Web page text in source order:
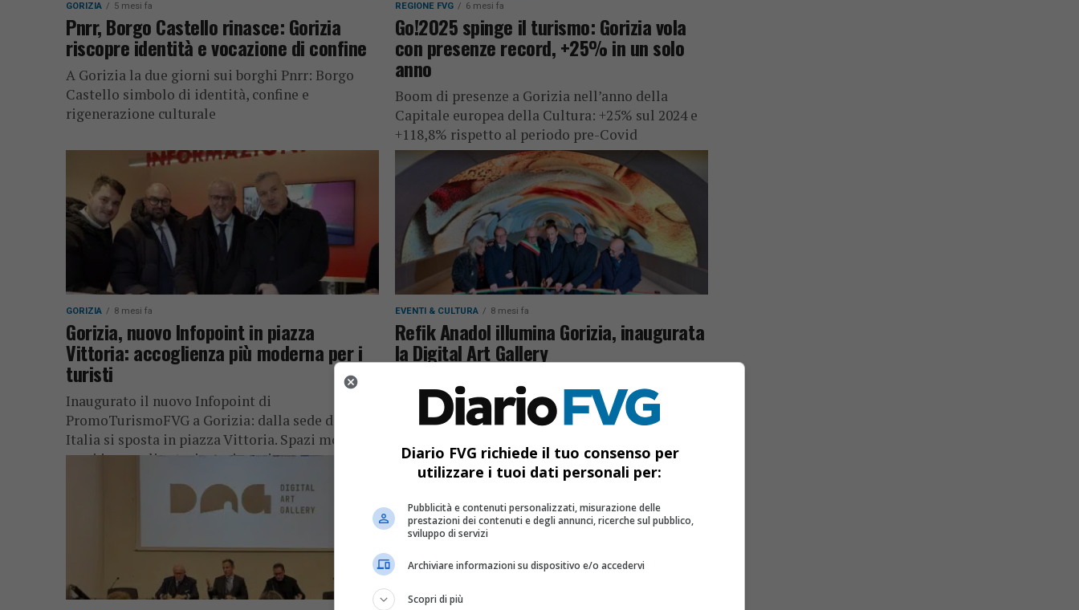
GORIZIA 5 mesi fa
Pnrr, Borgo Castello rinasce: Gorizia
riscopre identità e vocazione di confine
A Gorizia la due giorni sui borghi Pnrr: Borgo
Castello simbolo di identità, confine e
rigenerazione culturale
REGIONE FVG 6 mesi fa
Go!2025 spinge il turismo: Gorizia vola
con presenze record, +25% in un solo
anno
Boom di presenze a Gorizia nell’anno della
Capitale europea della Cultura: +25% sul 2024 e
+118,8% rispetto al periodo pre-Covid
GORIZIA 8 mesi fa
Gorizia, nuovo Infopoint in piazza
Vittoria: accoglienza più moderna per i
turisti
Inaugurato il nuovo Infopoint di
PromoTurismoFVG a Gorizia: dalla sede di corso
Italia si sposta in piazza Vittoria. Spazi moderni,
orari invernali estesi e turismo in...
EVENTI & CULTURA 8 mesi fa
Refik Anadol illumina Gorizia, inaugurata
la Digital Art Gallery
galleria Bombi: il tunnel digitale più grande
d’Europa apre con un’installazione immersiva di
Diario FVG richiede il tuo consenso per
utilizzare i tuoi dati personali per:
Pubblicità e contenuti personalizzati, misurazione delle
prestazioni dei contenuti e degli annunci, ricerche sul pubblico,
sviluppo di servizi
Archiviare informazioni su dispositivo e/o accedervi
Scopri di più